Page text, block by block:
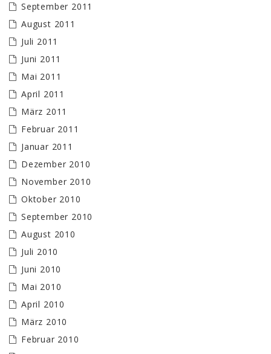
September 2011
August 2011
Juli 2011
Juni 2011
Mai 2011
April 2011
März 2011
Februar 2011
Januar 2011
Dezember 2010
November 2010
Oktober 2010
September 2010
August 2010
Juli 2010
Juni 2010
Mai 2010
April 2010
März 2010
Februar 2010